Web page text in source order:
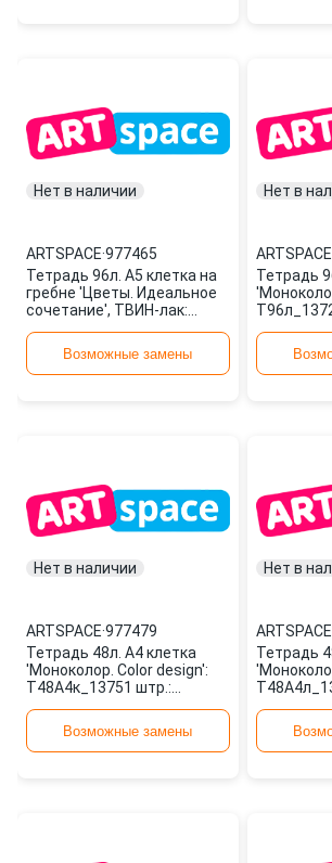
Нет в наличии
ARTSPACE·977465
Тетрадь 96л. А5 клетка на
гребне 'Цветы. Идеальное
сочетание', ТВИН-лак:
468021 977465 ARTSPACE
Возможные замены
Нет в
ARTSPACE
Тетрадь
ARTSPACE
Нет в наличии
ARTSPACE·977479
Тетрадь 48л. А4 клетка
'Моноколор. Color design':
Т48А4к_13751 штр.:
ARTSPACEВозможные замены
Нет в
ARTSPACE
Тетрадь
ARTSPACE